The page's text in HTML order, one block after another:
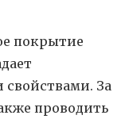
покрытие
За
проводить